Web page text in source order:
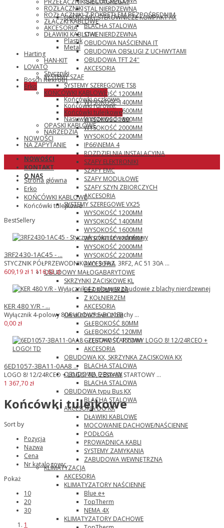
STAL NIERDZEWNA
OBUDOWY STEROWNICZE KOMPAKT AX
BLACHA STALOWA
STAL NIERDZEWNA
OBUDOWA NAŚCIENNA IT
OBUDOWA OBSŁUGI Z UCHWYTAMI
OBUDOWA TFT 24''
AKCESORIA
SYSTEMY SZAF
SYSTEMY SZEREGOWE TS8
WYSOKOŚĆ 1200MM
WYSOKOŚĆ 1400MM
WYSOKOŚĆ 1600MM
WYSOKOŚĆ 1800MM
WYSOKOŚĆ 2000MM
WYSOKOŚĆ 2200MM
IP66\NEMA 4
ROZDZIELNIA INSTALACYJNA
SZAFY ELEKTRONIKI
SZAFY EMC
SZAFY MODUŁOWE
SZAFY SZYN ZBIORCZYCH
AKCESORIA
SYSTEMY SZEREGOWE VX25
WYSOKOŚĆ 1200MM
WYSOKOŚĆ 1400MM
WYSOKOŚĆ 1600MM
WYSOKOŚĆ 1800MM
WYSOKOŚĆ 2000MM
WYSOKOŚĆ 2200MM
AKCESORIA
OBUDOWY MAŁOGABARYTOWE
SKRZYNKI ZACISKOWE KL
BEZ KOŁNIERZA
Z KOŁNIERZEM
AKCESORIA
OBUDOWY E-BOX EB
GŁĘBOKOŚĆ 80MM
GŁĘBOKOŚĆ 120MM
GŁĘBOKOŚĆ 155MM
AKCESORIA
OBUDOWA KX, SKRZYNKA ZACISKOWA KX
BLACHA STALOWA
OBUDOWA E-Box KX
BLACHA STALOWA
OBUDOWA typu Bus KX
BLACHA STALOWA
AKCESORIA DO KX
DŁAWIKI KABLOWE
MOCOWANIE DACHOWE/NAŚCIENNE
PODŁOGA
PROWADNICA KABLI
SYSTEMY ZAMYKANIA
ZABUDOWA WEWNĘTRZNA
KLIMATYZACJA
AKCESORIA
KLIMATYZATORY NAŚCIENNE
Blue e+
TopTherm
NEMA 4X
KLIMATYZATORY DACHOWE
PRZEŁĄCZNIK SIEĆ\AGREGAT
ROZŁĄCZNIKI
ROZŁĄCZNIKI Z POKRĘTŁEM BEZPOŚREDNIM
ZŁĄCZKI KABLOWE
AKCESORIA
DŁAWIKI KABLOWE
Plastik
Metal
Harting
HAN-KIT
LOVATO
Styczniki
Bosch Rexroth
Erko
KOŃCÓWKI KABLOWE
Końcówki oczkowe
Końcówki rurowe
Końcówki tulejkowe
Nasuwki przewodowe
OPASKI KABLOWE
NARZĘDZIA
NOWOŚCI
NA ZAPYTANIE
NOWOŚCI
KONTAKT
O NAS
Strona główna
Erko
KOŃCÓWKI KABLOWE
Końcówki tulejkowe
BestSellery
3RF2430-1AC45 - ...
STYCZNIK PÓŁPRZEWODNIKOWY 3-FAZ. 3RF2, AC 51 30A ...
609,19 zł 1 116,62 zł
KER 480 Y/R - ...
Wyłącznik 4-polowy 80A w obudowie z blachy ...
0,00 zł
6ED1057-3BA11-0AA8 ...
LOGO 8! 12/24RCEO + LOGO! TD, ZESTAW STARTOWY ...
1 367,70 zł
Końcówki tulejkowe
Sort by
Pozycja
Nazwa
Cena
Nr katalogowy:
Pokaż
10
20
30
1